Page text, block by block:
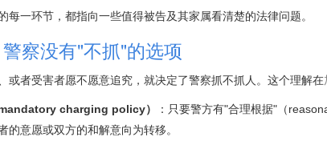
每一环节，都指向一些值得被告及其家属看清楚的法律问题。
察没有"不抓"的选项
或者受害者愿不愿意追究，就决定了警察抓不抓人。这个理解在
charging policy）
：只要警方有"合理根据"（
的意愿或双方的和解意向为转移。